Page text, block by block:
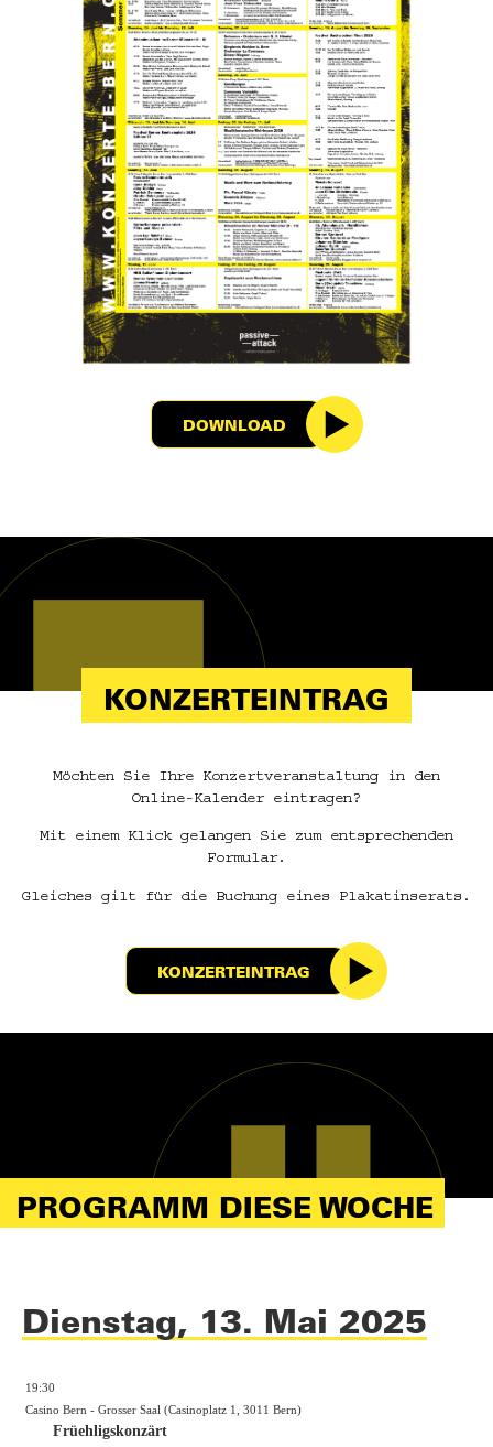
DOWNLOAD
KONZERTEINTRAG
Möchten Sie Ihre Konzertveranstaltung in den
Online-Kalender eintragen?
Mit einem Klick gelangen Sie zum entsprechenden
Formular.
Gleiches gilt für die Buchung eines Plakatinserats.
KONZERTEINTRAG
PROGRAMM DIESE WOCHE
Dienstag, 13. Mai 2025
19:30
Casino Bern - Grosser Saal (Casinoplatz 1, 3011 Bern)
Früehligskonzärt